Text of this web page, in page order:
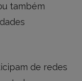
também
de redes